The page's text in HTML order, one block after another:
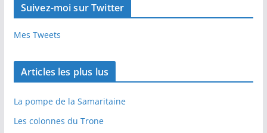
Suivez-moi sur Twitter
Mes Tweets
Articles les plus lus
La pompe de la Samaritaine
Les colonnes du Trone